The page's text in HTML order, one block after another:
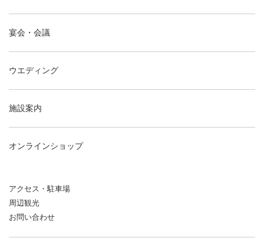
宴会・会議
ウエディング
施設案内
オンラインショップ
アクセス・駐車場
周辺観光
お問い合わせ